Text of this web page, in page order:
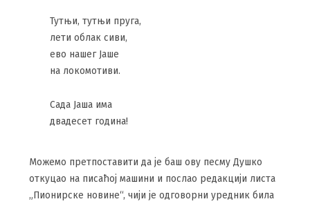
Тутњи, тутњи пруга,
лети облак сиви,
ево нашег Јаше
на локомотиви.
Сада Јаша има
двадесет година!
Можемо претпоставити да је баш ову песму Душко
откуцао на писаћој машини и послао редакцији листа
„Пионирске новине“, чији је одговорни уредник била